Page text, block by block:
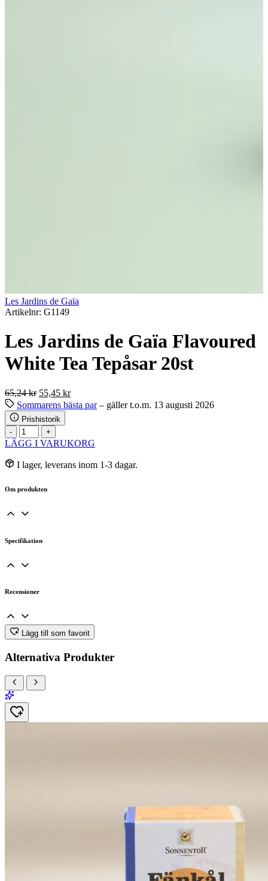
Les Jardins de Gaïa
Artikelnr: G1149
Les Jardins de Gaïa Flavoured
White Tea Tepåsar 20st
65,24kr Det
ursprungliga
priset
var:
65,24 kr.
55,45 krDet
nuvarande
Sommarens bästa par– gäller t.o.m. 13 augusti 2026
Prishistorik
-
Les
Jardins
Gaïa
Flavoured
Tea
20st
+
LÄGG I VARUKORG
I lager, leverans inom 1-3 dagar.
Om produkten
Specifikation
Recensioner
Lägg till som favorit
Alternativa Produkter